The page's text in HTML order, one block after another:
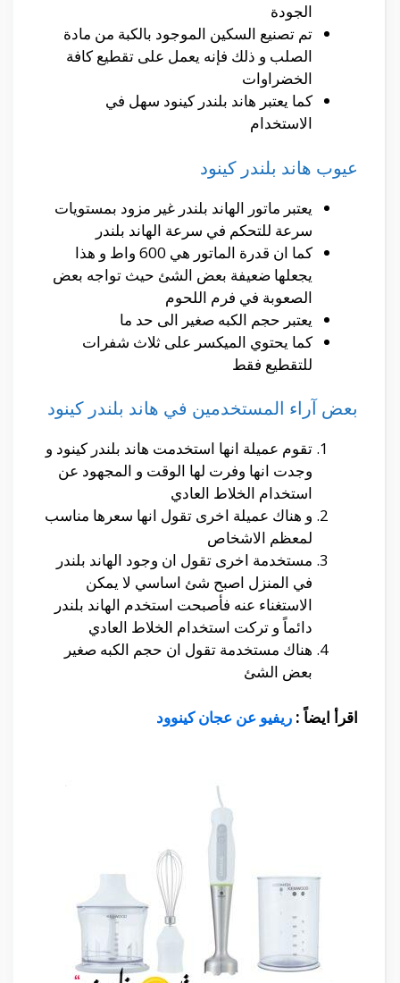
الجودة
تم تصنيع السكين الموجود بالكبة من مادة
الصلب و ذلك فإنه يعمل على تقطيع كافة
الخضراوات
كما يعتبر هاند بلندر كينود سهل في
الاستخدام
عيوب هاند بلندر كينود
يعتبر ماتور الهاند بلندر غير مزود بمستويات
سرعة للتحكم في سرعة الهاند بلندر
كما ان قدرة الماتور هي 600 واط و هذا
يجعلها ضعيفة بعض الشئ حيث تواجه بعض
الصعوبة في فرم اللحوم
يعتبر حجم الكبه صغير الى حد ما
كما يحتوي الميكسر على ثلاث شفرات
للتقطيع فقط
بعض آراء المستخدمين في هاند بلندر كينود
تقوم عميلة انها استخدمت هاند بلندر كينود و
وجدت انها وفرت لها الوقت و المجهود عن
استخدام الخلاط العادي
و هناك عميلة اخرى تقول انها سعرها مناسب
لمعظم الاشخاص
مستخدمة اخرى تقول ان وجود الهاند بلندر
في المنزل اصبح شئ اساسي لا يمكن
الاستغناء عنه فأصبحت استخدم الهاند بلندر
دائماً و تركت استخدام الخلاط العادي
هناك مستخدمة تقول ان حجم الكبه صغير
بعض الشئ
اقرأ ايضاً : ريفيو عن عجان كينوود